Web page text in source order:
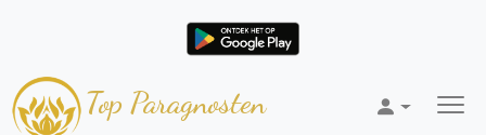
Top Paragnosten